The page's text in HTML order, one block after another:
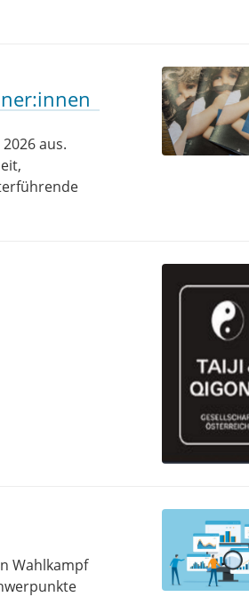
aus.
Wahlkampf